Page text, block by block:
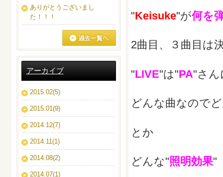
"Keisuke"が何を
2曲目、３曲目は
"LIVE"は"PA"さん
どんな曲なので
とか
どんな"照明効果"
ありがとうございまし
た！！！
アーカイブ
2015.02(5)
2015.01(9)
2014.12(7)
2014.11(1)
2014.08(2)
2014.07(1)